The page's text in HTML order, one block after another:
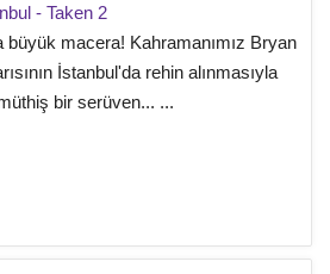
- Taken 2
büyük macera! Kahramanımız Bryan
İstanbul'da rehin alınmasıyla
bir serüven... ...